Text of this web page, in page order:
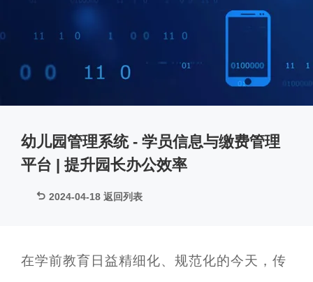
幼儿园管理系统 - 学员信息与缴费管理
平台 | 提升园长办公效率
2024-04-18 返回列表
在学前教育日益精细化、规范化的今天，传